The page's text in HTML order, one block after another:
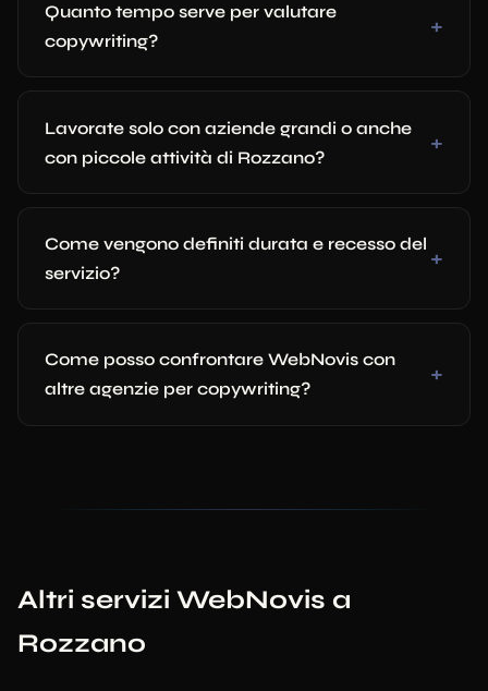
Quanto tempo serve per valutare
copywriting?
Lavorate solo con aziende grandi o anche
con piccole attività di Rozzano?
Come vengono definiti durata e recesso del
servizio?
Come posso confrontare WebNovis con
altre agenzie per copywriting?
Altri servizi WebNovis a
Rozzano